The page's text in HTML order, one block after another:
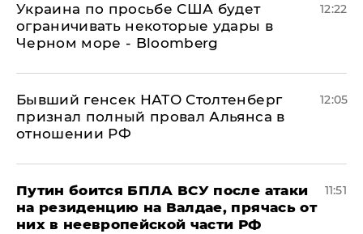
Украина по просьбе США будет
ограничивать некоторые удары в
Черном море - Bloomberg
12:22
Бывший генсек НАТО Столтенберг
признал полный провал Альянса в
отношении РФ
12:05
Путин боится БПЛА ВСУ после атаки
на резиденцию на Валдае, прячась от
них в неевропейской части РФ
11:51